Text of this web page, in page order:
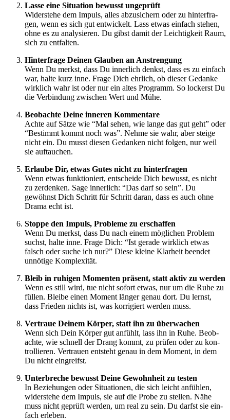
Las­se eine Situa­ti­on bewusst unge­prüft
Wider­ste­he dem Impuls, alles abzu­si­chern oder zu hin­ter­fra­
gen, wenn es sich gut ent­wi­ckelt. Lass etwas ein­fach ste­hen,
ohne es zu ana­ly­sie­ren. Du gibst damit der Leich­tig­keit Raum,
sich zu ent­fal­ten.
Hin­ter­fra­ge Dei­nen Glau­ben an Anstren­gung
Wenn Du merkst, dass Du inner­lich denkst, dass es zu ein­fach
war, hal­te kurz inne. Fra­ge Dich ehr­lich, ob die­ser Gedan­ke
wirk­lich wahr ist oder nur ein altes Pro­gramm. So lockerst Du
die Ver­bin­dung zwi­schen Wert und Mühe.
Beob­ach­te Dei­ne inne­ren Kom­men­ta­re
Ach­te auf Sät­ze wie “Mal sehen, wie lan­ge das gut geht” oder
“Bestimmt kommt noch was”. Neh­me sie wahr, aber stei­ge
nicht ein. Du musst die­sen Gedan­ken nicht fol­gen, nur weil
sie auf­tau­chen.
Erlau­be Dir, etwas Gutes nicht zu hin­ter­fra­gen
Wenn etwas funk­tio­niert, ent­schei­de Dich bewusst, es nicht
zu zer­den­ken. Sage inner­lich: “Das darf so sein”. Du
gewöhnst Dich Schritt für Schritt dar­an, dass es auch ohne
Dra­ma echt ist.
Stop­pe den Impuls, Pro­ble­me zu erschaf­fen
Wenn Du merkst, dass Du nach einem mög­li­chen Pro­blem
suchst, hal­te inne. Fra­ge Dich: “Ist gera­de wirk­lich etwas
falsch oder suche ich nur?” Die­se klei­ne Klar­heit been­det
unnö­ti­ge Kom­ple­xi­tät.
Bleib in ruhi­gen Momen­ten prä­sent, statt aktiv zu wer­den
Wenn es still wird, tue nicht sofort etwas, nur um die Ruhe zu
fül­len. Blei­be einen Moment län­ger genau dort. Du lernst,
dass Frie­den nichts ist, was kor­ri­giert wer­den muss.
Ver­traue Dei­nem Kör­per, statt ihn zu über­wa­chen
Wenn sich Dein Kör­per gut anfühlt, lass ihn in Ruhe. Beob­
ach­te, wie schnell der Drang kommt, zu prü­fen oder zu kon­
trol­lie­ren. Ver­trau­en ent­steht genau in dem Moment, in dem
Du nicht ein­greifst.
Unter­bre­che bewusst Dei­ne Gewohn­heit zu tes­ten
In Bezie­hun­gen oder Situa­tio­nen, die sich leicht anfüh­len,
wider­ste­he dem Impuls, sie auf die Pro­be zu stel­len. Nähe
muss nicht geprüft wer­den, um real zu sein. Du darfst sie ein­
fach erle­ben.